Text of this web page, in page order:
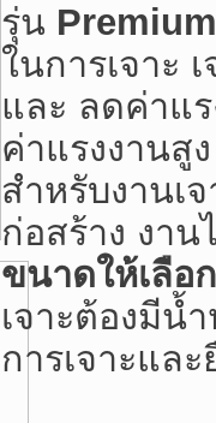
รุ่น
ในการเจาะ
และ ลดค่าแ
ค่าแรงงานสู
สำหรับงานเ
ก่อสร้าง งา
ขนาดให้เลือ
เจาะต้องมีน้
การเจาะแล